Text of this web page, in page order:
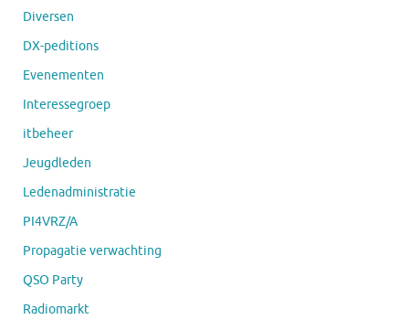
Diversen
DX-peditions
Evenementen
Interessegroep
itbeheer
Jeugdleden
Ledenadministratie
PI4VRZ/A
Propagatie verwachting
QSO Party
Radiomarkt